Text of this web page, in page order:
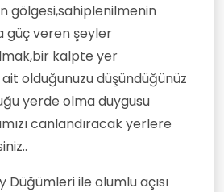
gölgesi,sahiplenilmenin
güç veren şeyler
kalpte yer
olduğunuzu düşündüğünüz
yerde olma duygusu
canlandıracak yerlere
Düğümleri ile olumlu açısı